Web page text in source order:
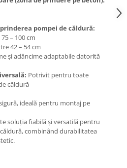
pompei de căldură:
– 100 cm
42 – 54 cm
și adâncime adaptabile datorită
Potrivit pentru toate
căldură
ideală pentru montaj pe
soluția fiabilă și versatilă pentru
combinând durabilitatea